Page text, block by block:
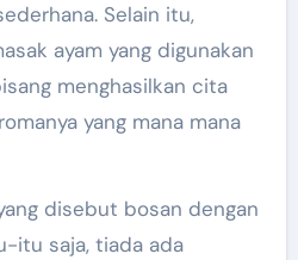
Selain itu,
ayam yang digunakan
menghasilkan cita
yang mana mana
disebut bosan dengan
itu saja, tiada ada